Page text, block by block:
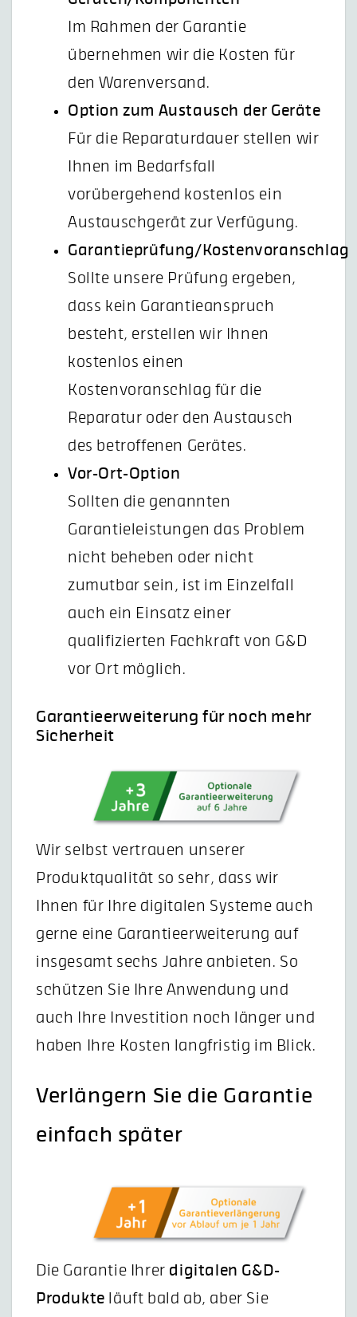
Im Rahmen der Garantie
übernehmen wir die Kosten für
den Warenversand.
Option zum Austausch der Geräte
Für die Reparaturdauer stellen wir
Ihnen im Bedarfsfall
vorübergehend kostenlos ein
Austauschgerät zur Verfügung.
Garantieprüfung/Kostenvoranschlag
Sollte unsere Prüfung ergeben,
dass kein Garantieanspruch
besteht, erstellen wir Ihnen
kostenlos einen
Kostenvoranschlag für die
Reparatur oder den Austausch
des betroffenen Gerätes.
Vor-Ort-Option
Sollten die genannten
Garantieleistungen das Problem
nicht beheben oder nicht
zumutbar sein, ist im Einzelfall
auch ein Einsatz einer
qualifizierten Fachkraft von G&D
vor Ort möglich.
Garantieerweiterung für noch mehr
Sicherheit
Wir selbst vertrauen unserer
Produktqualität so sehr, dass wir
Ihnen für Ihre digitalen Systeme auch
gerne eine Garantieerweiterung auf
insgesamt sechs Jahre anbieten. So
schützen Sie Ihre Anwendung und
auch Ihre Investition noch länger und
haben Ihre Kosten langfristig im Blick.
Verlängern Sie die Garantie
einfach später
Die Garantie Ihrer digitalen G&D-
Produkte läuft bald ab, aber Sie